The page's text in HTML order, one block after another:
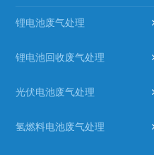
锂电池废气处理
锂电池回收废气处理
光伏电池废气处理
氢燃料电池废气处理